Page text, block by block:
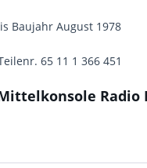
Baujahr August 1978
65 11 1 366 451
Radio